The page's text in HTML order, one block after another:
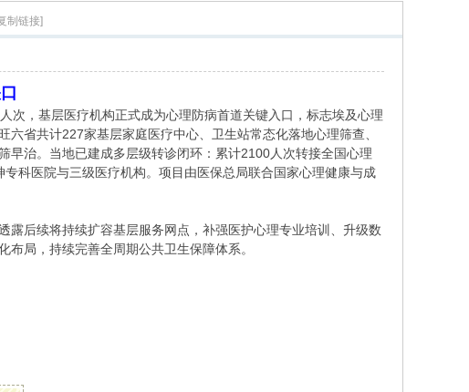
制链接]
次，基层医疗机构正式成为心理防病首道关键入口，标志埃及心理
省共计227家基层家庭医疗中心、卫生站常态化落地心理筛查、
早治。当地已建成多层级转诊闭环：累计2100人次转接全国心理
科医院与三级医疗机构。项目由医保总局联合国家心理健康与成
后续将持续扩容基层服务网点，补强医护心理专业培训、升级数
局，持续完善全周期公共卫生保障体系。